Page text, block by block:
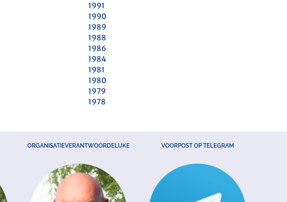
1991
1990
1989
1988
1986
1984
1981
1980
1979
1978
ORGANISATIEVERANTWOORDELIJKE VOORPOST OP TELEGRAM